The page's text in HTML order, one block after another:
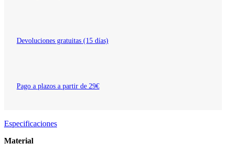
Devoluciones gratuitas (15 días)
Pago a plazos a partir de 29€
Especificaciones
Material